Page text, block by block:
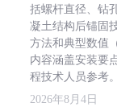
括螺杆直径、钻
凝土结构后锚固
方法和典型数值
内容涵盖安装要
程技术人员参考。
2026年8月4日